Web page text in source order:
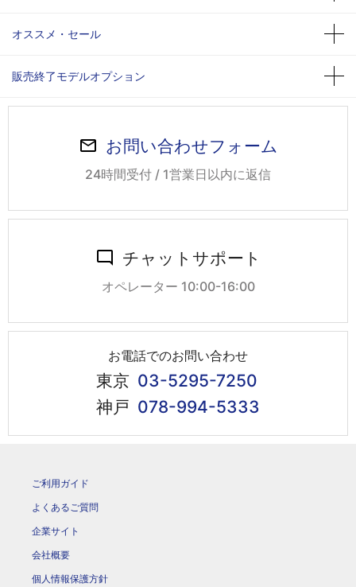
オススメ・セール
販売終了モデルオプション
お問い合わせフォーム
24時間受付 / 1営業日以内に返信
チャットサポート
オペレーター 10:00-16:00
お電話でのお問い合わせ
東京 03-5295-7250
神戸 078-994-5333
ご利用ガイド
よくあるご質問
企業サイト
会社概要
個人情報保護方針